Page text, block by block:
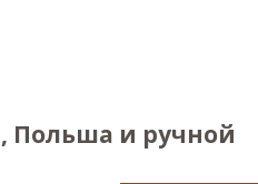
Польша и ручной